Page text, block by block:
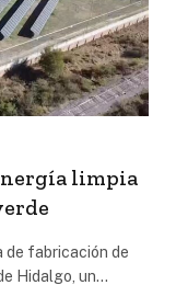
limpia
de fabricación de
Hidalgo, un…